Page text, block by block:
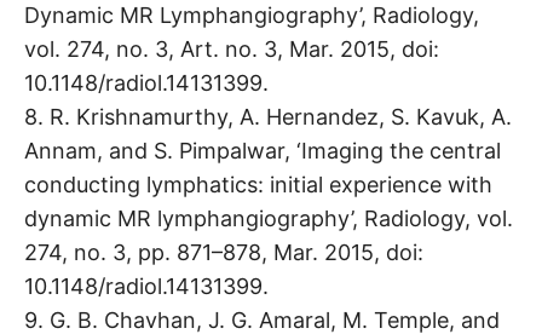
Dynamic MR Lymphangiography’, Radiology,
vol. 274, no. 3, Art. no. 3, Mar. 2015, doi:
10.1148/radiol.14131399.
8. R. Krishnamurthy, A. Hernandez, S. Kavuk, A.
Annam, and S. Pimpalwar, ‘Imaging the central
conducting lymphatics: initial experience with
dynamic MR lymphangiography’, Radiology, vol.
274, no. 3, pp. 871–878, Mar. 2015, doi:
10.1148/radiol.14131399.
9. G. B. Chavhan, J. G. Amaral, M. Temple, and